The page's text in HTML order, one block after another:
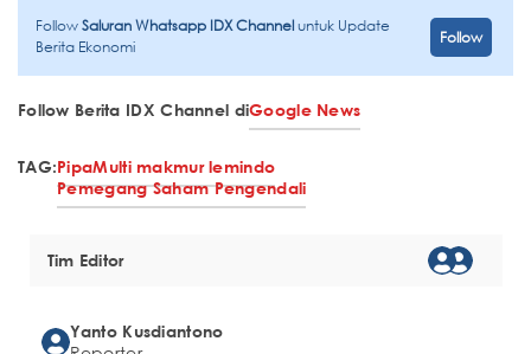
FollowSaluran Whatsapp IDX Channeluntuk Update
Berita Ekonomi
Follow
Follow Berita IDX Channel diGoogle News
TAG:PipaMulti makmur lemindo
Pemegang Saham Pengendali
Tim Editor
Yanto Kusdiantono